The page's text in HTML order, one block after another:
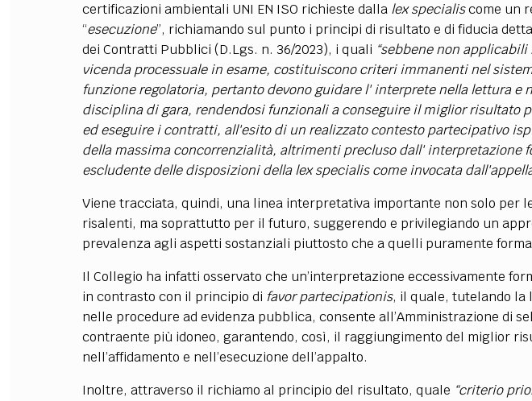
certificazioni ambientali UNI EN ISO richieste dalla lex specialiscome un
“esecuzione”, richiamando sul punto i principi di risultato e di fiducia
dei Contratti Pubblici (D.Lgs. n. 36/2023), i quali “sebbene non
vicenda processuale in esame, costituiscono criteri immanenti nel
funzione regolatoria, pertanto devono guidare l' interprete nella lettura e
disciplina di gara, rendendosi funzionali a conseguire il miglior risultato
ed eseguire i contratti, all'esito di un realizzato contesto partecipativo
della massima concorrenzialità, altrimenti precluso dall' interpretazione
escludente delle disposizioni della lex specialis come invocata
Viene tracciata, quindi, una linea interpretativa importante non solo per
risalenti, ma soprattutto per il futuro, suggerendo e privilegiando un
prevalenza agli aspetti sostanziali piuttosto che a quelli puramente
Il Collegio ha infatti osservato che un’interpretazione eccessivamente
in contrasto con il principio di favor partecipationis, il quale, tutelando la
nelle procedure ad evidenza pubblica, consente all’Amministrazione di
contraente più idoneo, garantendo, così, il raggiungimento del miglior
nell’affidamento e nell’esecuzione dell’appalto.
Inoltre, attraverso il richiamo al principio del risultato, quale “criterio